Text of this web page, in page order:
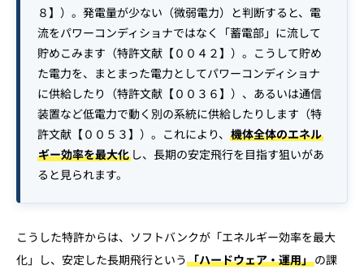
８】）。発電量が少ない（微弱電力）と判断すると、電
流をパワーコンディショナではなく「蓄電部」に流して
貯めこみます（特許文献【００４２】）。こうして貯め
た電力を、まとまった電力としてパワーコンディショナ
に供給したり（特許文献【００３６】）、あるいは通信
装置など低電力で動く別の系統に供給したりします（特
許文献【００５３】）。これにより、 機体全体のエネル
ギー効率を最大化し、長期の安定飛行を目指す狙いがあ
ると見られます。
こうした特許からは、ソフトバンクが「エネルギー効率を最大
化」し、安定した長期飛行という 「ハードウェア・運用」の課